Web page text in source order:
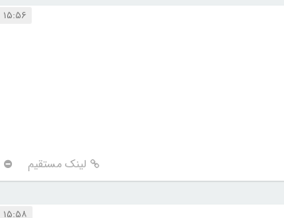
۱۵:۵۶ ۱۳۹۲/۳/۱۳
لینک مستقیم
۱۵:۵۸ ۱۳۹۲/۳/۱۳